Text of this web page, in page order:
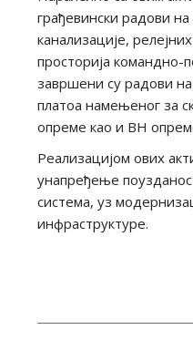
грађевински радови
канализације,
просторија командно-
завршени су радови
платоа намењеног за
опреме као и ВН
Реализацијом ових
унапређење
система, уз
инфраструктуре.